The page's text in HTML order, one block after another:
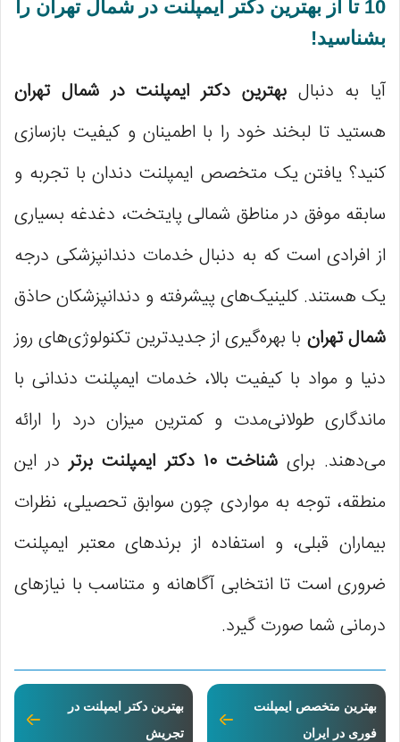
10 تا از بهترین دکتر ایمپلنت در شمال تهران را
بشناسید!
آیا به دنبالبهترین دکتر ایمپلنت در شمال تهران
هستید تا لبخند خود را با اطمینان و کیفیت بازسازی
کنید؟ یافتن یک متخصص ایمپلنت دندان با تجربه و
سابقه موفق در مناطق شمالی پایتخت، دغدغه بسیاری
از افرادی است که به دنبال خدمات دندانپزشکی درجه
یک هستند. کلینیک‌های پیشرفته و دندانپزشکان حاذق
شمال تهران با بهره‌گیری از جدیدترین تکنولوژی‌های روز
دنیا و مواد با کیفیت بالا، خدمات ایمپلنت دندانی با
ماندگاری طولانی‌مدت و کمترین میزان درد را ارائه
می‌دهند. برایشناخت ۱۰ دکتر ایمپلنت برتر
در این
منطقه، توجه به مواردی چون سوابق تحصیلی، نظرات
بیماران قبلی، و استفاده از برندهای معتبر ایمپلنت
ضروری است تا انتخابی آگاهانه و متناسب با نیازهای
درمانی شما صورت گیرد.
بهترین متخصص ایمپلنت
فوری در ایران
بهترین دکتر ایمپلنت در
تجریش